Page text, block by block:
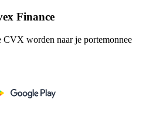
Finance
CVX worden naar je portemonnee